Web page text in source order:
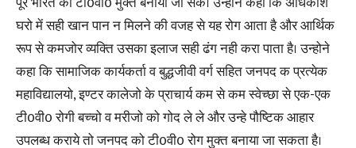
घरो में सही खान पान न मिलने की वजह से यह रोग आता है और आर्थिक
रूप से कमजोर व्यक्ति उसका इलाज सही ढंग नही करा पाता है। उन्होने
कहा कि सामाजिक कार्यकर्ता व बुद्धजीवी वर्ग सहित जनपद क प्रत्येक
महाविद्यालयो, इण्टर कालेजो के प्राचार्य कम से कम स्वेच्छा से एक-एक
टी0वी0 रोगी बच्चो व मरीजो को गोद ले ले और उन्हे पौष्टिक आहार
उपलब्ध कराये तो जनपद को टी0वी0 रोग मुक्त बनाया जा सकता है।